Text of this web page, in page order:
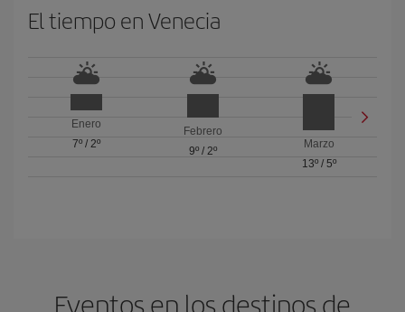
El tiempo en Venecia
Enero
7º/ 2º
Febrero
9º/ 2º
Marzo
13º/ 5º
Eventos en los destinos de